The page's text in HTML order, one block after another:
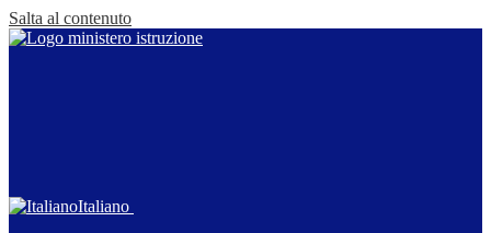
Salta al contenuto
Italiano